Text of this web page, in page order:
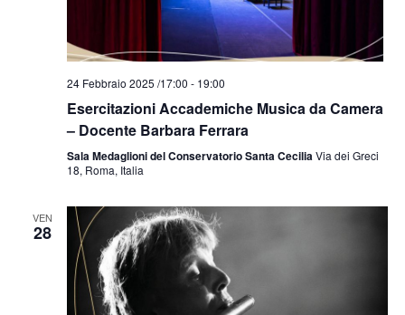
24 Febbraio 2025 /17:00 - 19:00
Esercitazioni Accademiche Musica da Camera
– Docente Barbara Ferrara
Sala Medaglioni del Conservatorio Santa CeciliaVia dei Greci
18, Roma, Italia
VEN
28